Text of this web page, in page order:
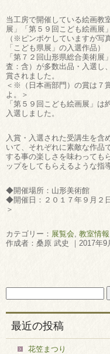
当工房で開催している絵画教
展」「第５９回こども絵画展
（※ピンボケしていますが写
「こども県展」の入選作品）
「第７２回山形県総合美術
査：含）が多数出品・入選し
賞されました。
＜※（日本画部門）の賞は７
よ。＞
「第５９回こども絵画展」
入選しました。
入賞・入選された受講生を含
いて、それぞれに素敵な作品
する事の楽しさを味わっても
ップをしてもらえるような指
◆開催場所：山形美術館
◆開催日：２０１７年９月２
＞
カテゴリー： 展覧会 教室情報
作成者：桑原 武史 ｜2017年9
最近の投稿
花笠まつり